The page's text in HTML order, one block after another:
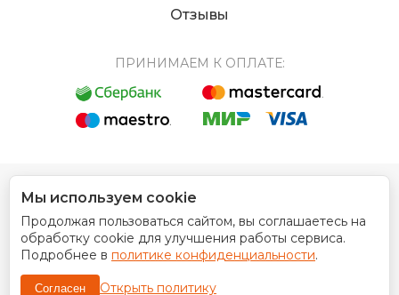
Отзывы
ПРИНИМАЕМ К ОПЛАТЕ:
© 2012 - 2026 Интернет магазин EUROCOIN
Дизайн сайта
Мы используем cookie
Продолжая пользоваться сайтом, вы соглашаетесь на
обработку cookie для улучшения работы сервиса.
Подробнее в политике конфиденциальности.
Согласен Открыть политику